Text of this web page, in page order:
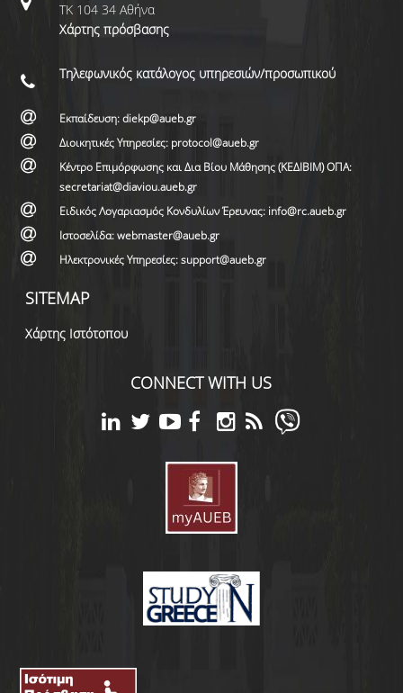
ΤΚ 104 34 Αθήνα
Χάρτης πρόσβασης
Τηλεφωνικός κατάλογος υπηρεσιών/προσωπικού
Εκπαίδευση: diekp@aueb.gr
Διοικητικές Υπηρεσίες: protocol@aueb.gr
Κέντρο Επιμόρφωσης και Δια Βίου Μάθησης (ΚΕΔΙΒΙΜ) ΟΠΑ:
secretariat@diaviou.aueb.gr
Ειδικός Λογαριασμός Κονδυλίων Έρευνας: info@rc.aueb.gr
Ιστοσελίδα: webmaster@aueb.gr
Ηλεκτρονικές Υπηρεσίες: support@aueb.gr
SITEMAP
Χάρτης Ιστότοπου
CONNECT WITH US